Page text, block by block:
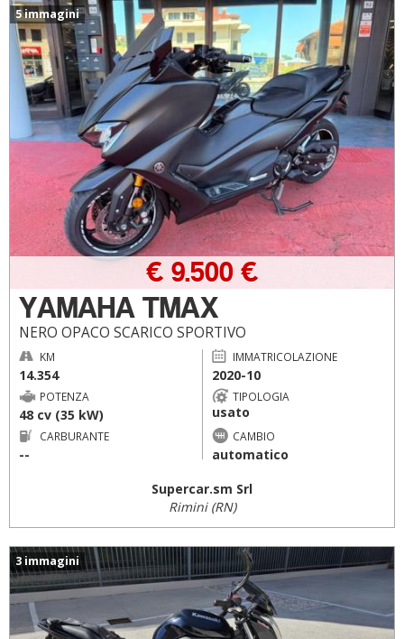
5 immagini
YAMAHA TMAX
NERO OPACO SCARICO SPORTIVO
€ 9.500 €
KM
14.354
IMMATRICOLAZIONE
2020-10
POTENZA
48 cv (35 kW)
TIPOLOGIA
usato
CARBURANTE
--
CAMBIO
automatico
Supercar.sm Srl
Rimini (RN)
3 immagini